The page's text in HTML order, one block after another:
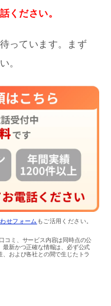
ください。
っています。まず
。
せフォーム もご活用ください。
コミ、サービス内容は同時点の公
最新かつ正確な情報は、必ず公式
および各社との間で生じたトラ